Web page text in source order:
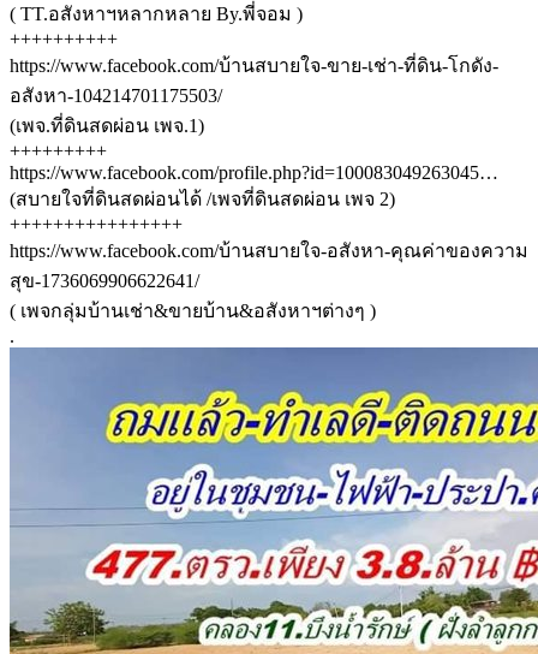
( TT.อสังหาฯหลากหลาย By.พี่จอม )
++++++++++
https://www.facebook.com/บ้านสบายใจ-ขาย-เช่า-ที่ดิน-โกดัง-
อสังหา-104214701175503/
(เพจ.ที่ดินสดผ่อน เพจ.1)
+++++++++
https://www.facebook.com/profile.php?id=100083049263045…
(สบายใจที่ดินสดผ่อนได้ /เพจที่ดินสดผ่อน เพจ 2)
++++++++++++++++
https://www.facebook.com/บ้านสบายใจ-อสังหา-คุณค่าของความ
สุข-1736069906622641/
( เพจกลุ่มบ้านเช่า&ขายบ้าน&อสังหาฯต่างๆ )
.